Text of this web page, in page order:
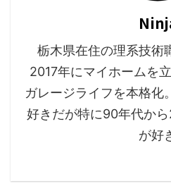
栃木県在住の理系技術
2017年にマイホームを
ガレージライフを本格化
好きだが特に90年代か
が好